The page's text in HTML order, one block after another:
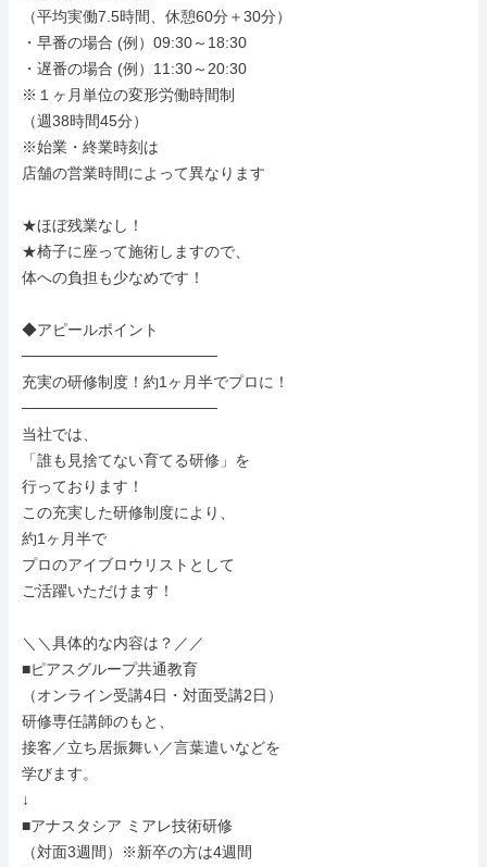
（平均実働7.5時間、休憩60分＋30分）
・早番の場合 (例）09:30～18:30
・遅番の場合 (例）11:30～20:30
※１ヶ月単位の変形労働時間制
（週38時間45分）
※始業・終業時刻は
店舗の営業時間によって異なります
★ほぼ残業なし！
★椅子に座って施術しますので、
体への負担も少なめです！
◆アピールポイント
──────────────────
充実の研修制度！約1ヶ月半でプロに！
──────────────────
当社では、
「誰も見捨てない育てる研修」を
行っております！
この充実した研修制度により、
約1ヶ月半で
プロのアイブロウリストとして
ご活躍いただけます！
＼＼具体的な内容は？／／
■ピアスグループ共通教育
（オンライン受講4日・対面受講2日）
研修専任講師のもと、
接客／立ち居振舞い／言葉遣いなどを
学びます。
↓
■アナスタシア ミアレ技術研修
（対面3週間）※新卒の方は4週間